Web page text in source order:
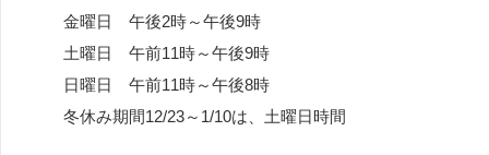
金曜日 午後2時～午後9時
土曜日 午前11時～午後9時
日曜日 午前11時～午後8時
冬休み期間12/23～1/10は、土曜日時間